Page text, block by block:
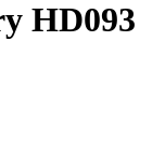
HD093